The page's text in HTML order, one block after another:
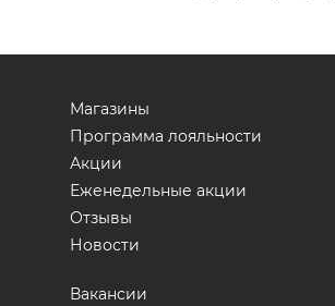
Магазины
Программа лояльности
Акции
Еженедельные акции
Отзывы
Новости
Вакансии